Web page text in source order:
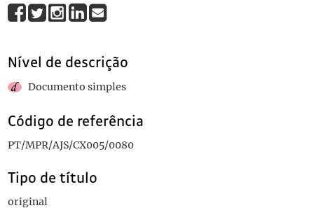
Nível de descrição
Documento simples
Código de referência
PT/MPR/AJS/CX005/0080
Tipo de título
original